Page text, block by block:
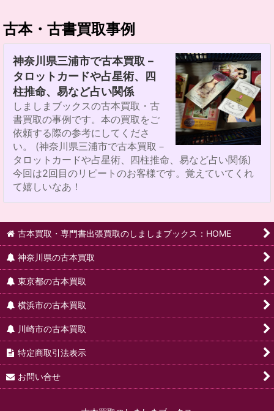
古本・古書買取事例
神奈川県三浦市で古本買取－
タロットカードや占星術、四
柱推命、易など占い関係
しましまブックスの古本買取・古
書買取の事例です。本の買取をご
依頼する際の参考にしてくださ
い。 (神奈川県三浦市で古本買取－
タロットカードや占星術、四柱推命、易など占い関係)
今回は2回目のリピートのお客様です。覚えていてくれ
て嬉しいなあ！
古本買取・専門書出張買取のしましまブックス：HOME
神奈川県の古本買取
東京都の古本買取
横浜市の古本買取
川崎市の古本買取
特定商取引法表示
お問い合せ